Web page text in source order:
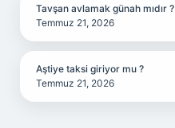
Tavşan avlamak günah mıdır ?
Temmuz 21, 2026
Aştiye taksi giriyor mu ?
Temmuz 21, 2026